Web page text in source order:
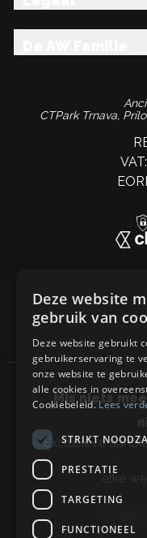
CTPark Trnava,
Mis niets
Exclusieve
elke
Deze website
gebruik van
Deze website gebruikt
gebruikerservaring te
onze website te
alle cookies in
Cookiebeleid.Lees
STRIKT
PRESTATIE
TARGETING
FUNCTIONEEL